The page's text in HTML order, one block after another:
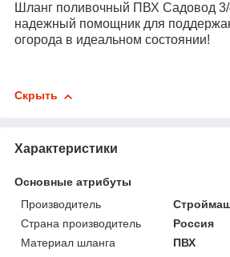
Шланг поливочный ПВХ Садовод 3/
надежный помощник для
огорода в идеальном состоянии!
Скрыть
Характеристики
Основные атрибуты
Производитель
Страна производитель
Россия
Материал шланга
ПВХ